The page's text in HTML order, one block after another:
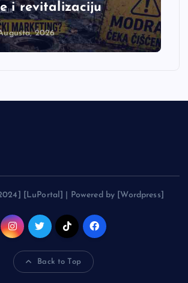
i revitalizaciju
2026
[LuPortal] | Powered by [Wordpress]
Back to Top